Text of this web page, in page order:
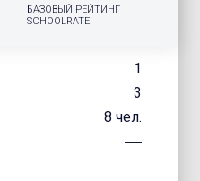
1
3
8 чел.
БАЗОВЫЙ РЕЙТИНГ
SCHOOLRATE